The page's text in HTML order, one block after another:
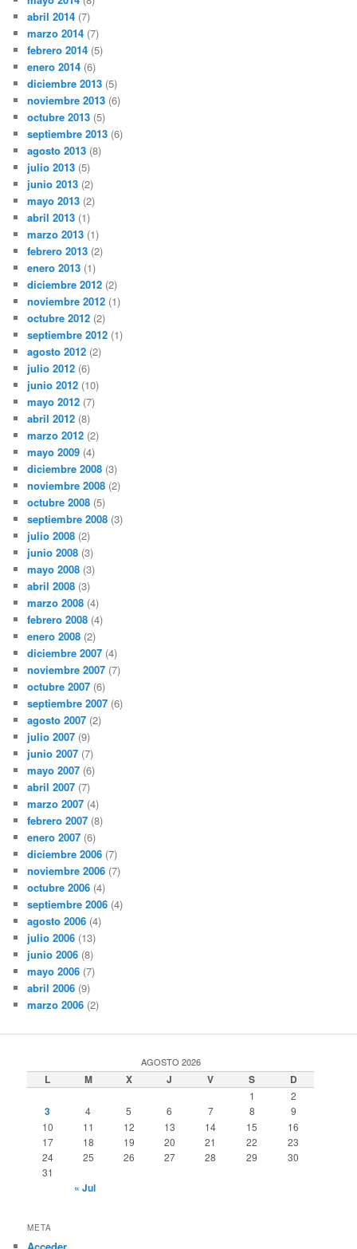
abril 2014 (7)
marzo 2014 (7)
febrero 2014 (5)
enero 2014 (6)
diciembre 2013 (5)
noviembre 2013 (6)
octubre 2013 (5)
septiembre 2013 (6)
agosto 2013 (8)
julio 2013 (5)
junio 2013 (2)
mayo 2013 (2)
abril 2013 (1)
marzo 2013 (1)
febrero 2013 (2)
enero 2013 (1)
diciembre 2012 (2)
noviembre 2012 (1)
octubre 2012 (2)
septiembre 2012 (1)
agosto 2012 (2)
julio 2012 (6)
junio 2012 (10)
mayo 2012 (7)
abril 2012 (8)
marzo 2012 (2)
mayo 2009 (4)
diciembre 2008 (3)
noviembre 2008 (2)
octubre 2008 (5)
septiembre 2008 (3)
julio 2008 (2)
junio 2008 (3)
mayo 2008 (3)
abril 2008 (3)
marzo 2008 (4)
febrero 2008 (4)
enero 2008 (2)
diciembre 2007 (4)
noviembre 2007 (7)
octubre 2007 (6)
septiembre 2007 (6)
agosto 2007 (2)
julio 2007 (9)
junio 2007 (7)
mayo 2007 (6)
abril 2007 (7)
marzo 2007 (4)
febrero 2007 (8)
enero 2007 (6)
diciembre 2006 (7)
noviembre 2006 (7)
octubre 2006 (4)
septiembre 2006 (4)
agosto 2006 (4)
julio 2006 (13)
junio 2006 (8)
mayo 2006 (7)
abril 2006 (9)
marzo 2006 (2)
AGOSTO 2026
L M X J V S D
1 2
3 4 5 6 7 8
9
10
11 12 13 14 15
16
17
18 19 20 21 22
23
24
25 26 27 28 29
30
31
« Jul
META